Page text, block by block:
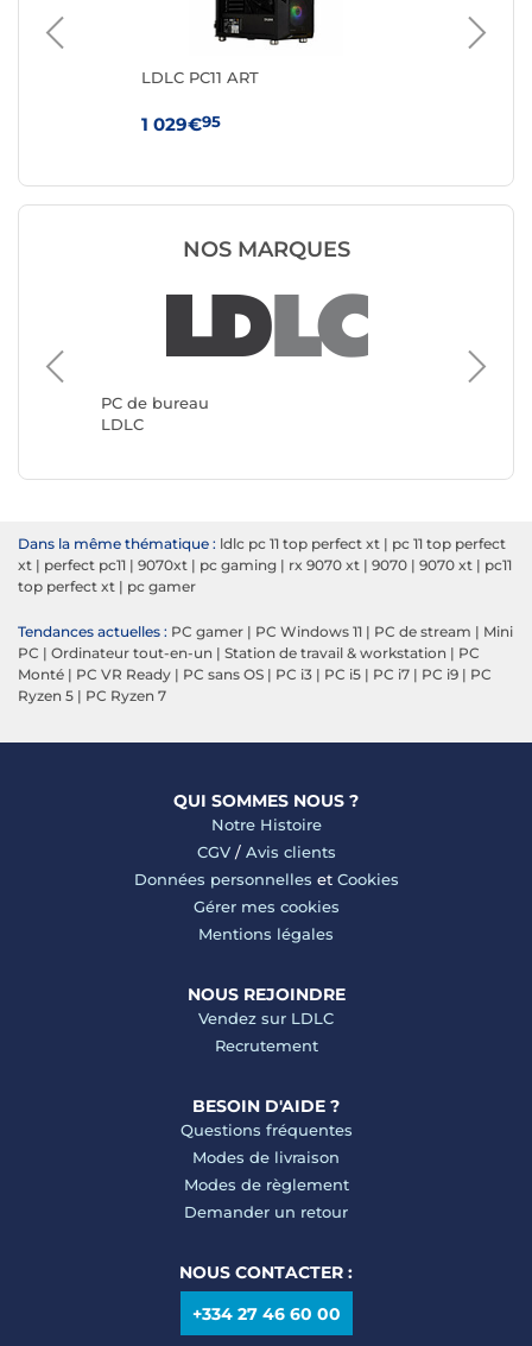
LDLC PC11 ART
1 029€95
NOS MARQUES
PC de bureau
LDLC
PC de
Dans la même thématique : ldlc pc 11 top perfect xt | pc 11 top perfect
xt | perfect pc11 | 9070xt | pc gaming | rx 9070 xt | 9070 | 9070 xt | pc11
top perfect xt | pc gamer
Tendances actuelles : PC gamer | PC Windows 11 | PC de stream | Mini
PC | Ordinateur tout-en-un | Station de travail & workstation | PC
Monté | PC VR Ready | PC sans OS | PC i3 | PC i5 | PC i7 | PC i9 | PC
Ryzen 5 | PC Ryzen 7
QUI SOMMES NOUS ?
Notre Histoire
CGV/ Avis clients
Données personnelles et Cookies
Gérer mes cookies
Mentions légales
NOUS REJOINDRE
Vendez sur LDLC
Recrutement
BESOIN D'AIDE ?
Questions fréquentes
Modes de livraison
Modes de règlement
Demander un retour
NOUS CONTACTER :
+334 27 46 60 00